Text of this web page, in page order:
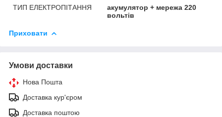
ТИП ЕЛЕКТРОПІТАННЯ
акумулятор + мережа 220
вольтів
Приховати
Умови доставки
Нова Пошта
Доставка кур'єром
Доставка поштою